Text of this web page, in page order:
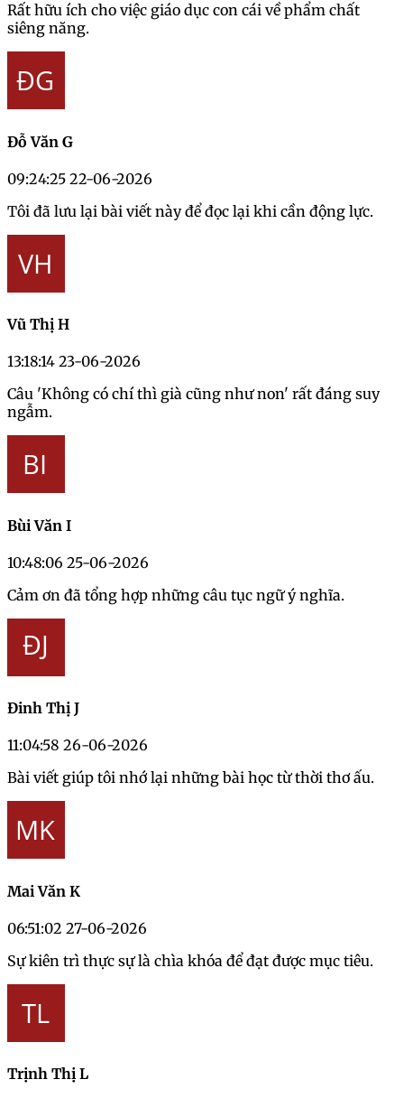
Rất hữu ích cho việc giáo dục con cái về phẩm chất
siêng năng.
Đỗ Văn G
09:24:25 22-06-2026
Tôi đã lưu lại bài viết này để đọc lại khi cần động lực.
Vũ Thị H
13:18:14 23-06-2026
Câu 'Không có chí thì già cũng như non' rất đáng suy
ngẫm.
Bùi Văn I
10:48:06 25-06-2026
Cảm ơn đã tổng hợp những câu tục ngữ ý nghĩa.
Đinh Thị J
11:04:58 26-06-2026
Bài viết giúp tôi nhớ lại những bài học từ thời thơ ấu.
Mai Văn K
06:51:02 27-06-2026
Sự kiên trì thực sự là chìa khóa để đạt được mục tiêu.
Trịnh Thị L